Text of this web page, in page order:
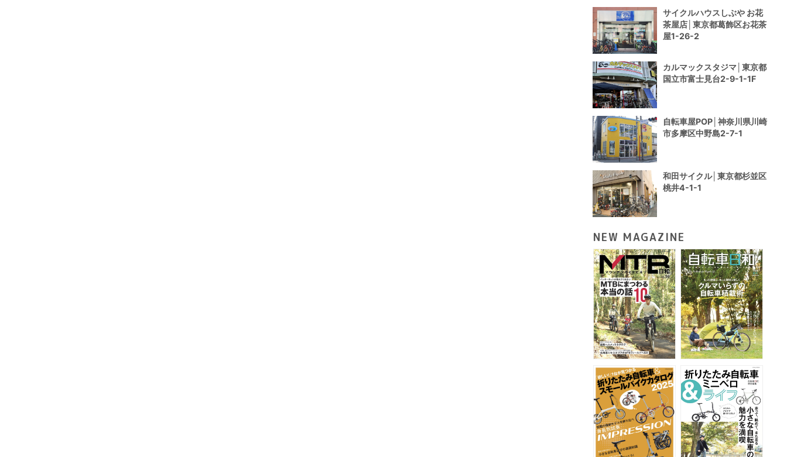
サイクルハウスしぶや お花
茶屋店│東京都葛飾区お花茶
屋1-26-2
カルマックスタジマ│東京都
国立市富士見台2-9-1-1F
自転車屋POP│神奈川県川崎
市多摩区中野島2-7-1
和田サイクル│東京都杉並区
桃井4-1-1
NEW MAGAZINE